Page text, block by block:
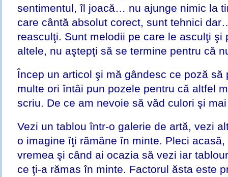
sentimentul, îl joacă… nu ajunge nimic la
care cântă absolut corect, sunt tehnici
reasculţi. Sunt melodii pe care le asculţi şi
altele, nu aştepţi să se termine pentru că
Încep un articol şi mă gândesc ce poză să
multe ori întâi pun pozele pentru că altfel
scriu. De ce am nevoie să văd culori şi
Vezi un tablou într-o galerie de artă, vezi
o imagine îţi rămâne în minte. Pleci
vremea şi când ai ocazia să vezi iar
ce ţi-a rămas în minte. Factorul ăsta este